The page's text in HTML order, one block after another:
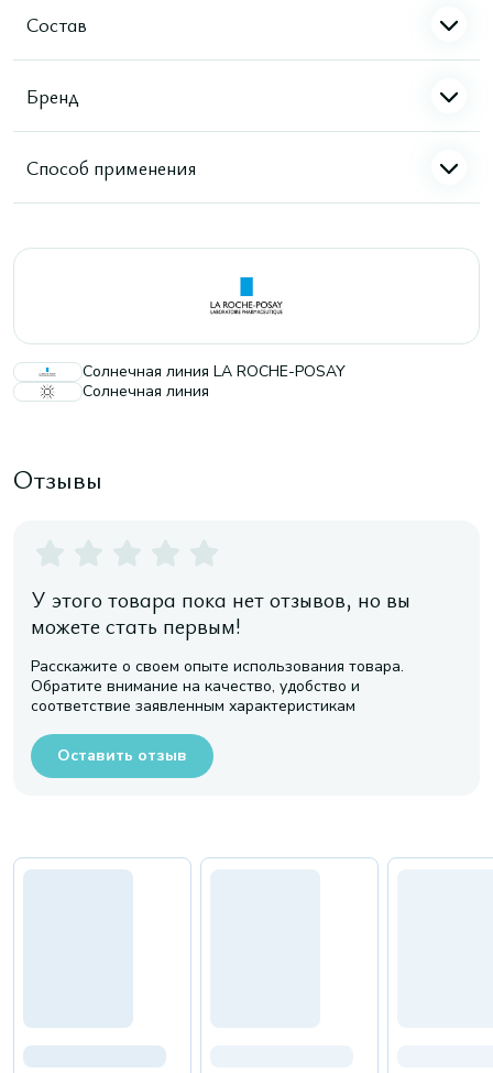
Состав
Бренд
Способ применения
Солнечная линия LA ROCHE-POSAY
Солнечная линия
Отзывы
У этого товара пока нет отзывов, но вы
можете стать первым!
Расскажите о своем опыте использования товара.
Обратите внимание на качество, удобство и
соответствие заявленным характеристикам
Оставить отзыв